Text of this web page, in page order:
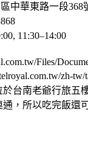
中華東路一段368
11:30–14:00
Files/
zh-
台南老爺行旅五
，所以吃完飯還